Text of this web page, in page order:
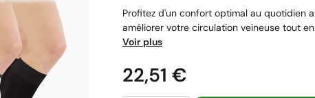
Profitez d'un confort optimal au quotidien
améliorer votre circulation veineuse tout
Voir plus
Prix
22,51 €